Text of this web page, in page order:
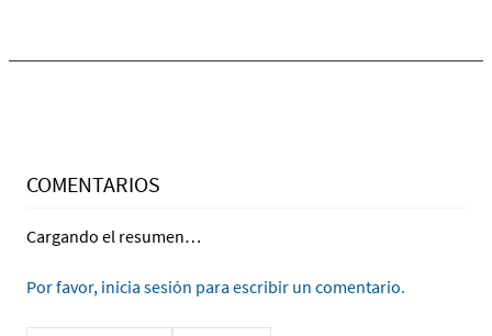
COMENTARIOS
Cargando el resumen…
Por favor, inicia sesión para escribir un comentario.